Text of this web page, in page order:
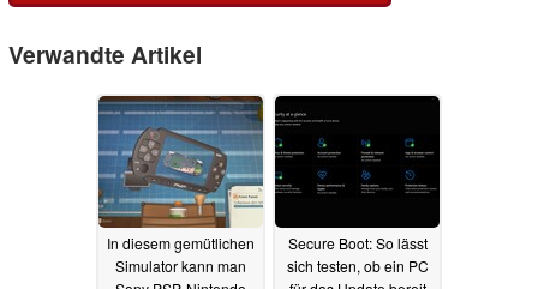
Verwandte Artikel
In diesem gemütlichen
Simulator kann man
Secure Boot: So lässt
sich testen, ob ein PC